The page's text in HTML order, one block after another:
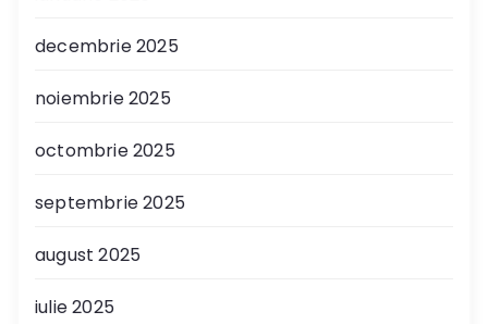
decembrie 2025
noiembrie 2025
octombrie 2025
septembrie 2025
august 2025
iulie 2025